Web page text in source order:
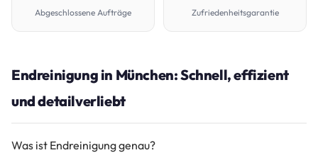
Abgeschlossene Aufträge Zufriedenheitsgarantie
Endreinigung in München: Schnell, effizient
und detailverliebt
Was ist Endreinigung genau?